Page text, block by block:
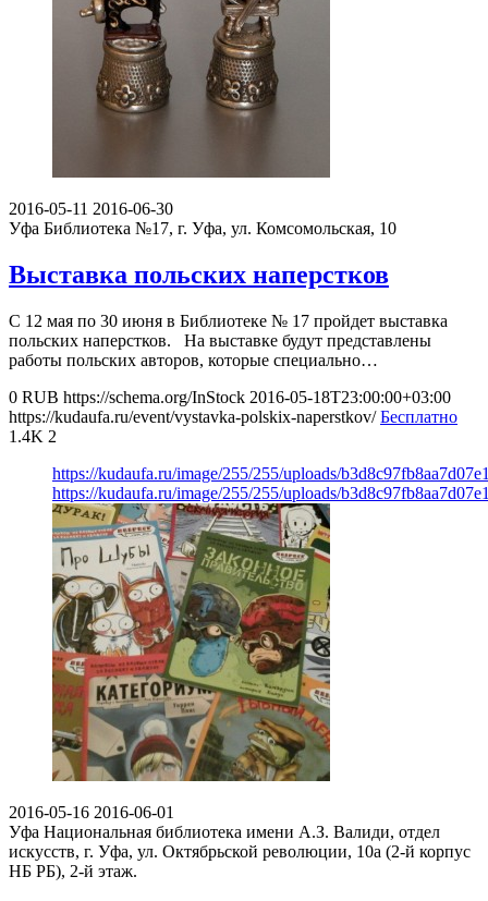
2016-05-11 2016-06-30
Уфа Библиотека №17, г. Уфа, ул. Комсомольская, 10
Выставка польских наперстков
С 12 мая по 30 июня в Библиотеке № 17 пройдет выставка
польских наперстков. На выставке будут представлены
работы польских авторов, которые специально…
0 RUB https://schema.org/InStock 2016-05-18T23:00:00+03:00
https://kudaufa.ru/event/vystavka-polskix-naperstkov/ Бесплатно
1.4K 2
https://kudaufa.ru/image/255/255/uploads/
https://kudaufa.ru/image/255/255/uploads/
2016-05-16 2016-06-01
Уфа Национальная библиотека имени А.З. Валиди, отдел
искусств, г. Уфа, ул. Октябрьской революции, 10а (2-й корпус
НБ РБ), 2-й этаж.